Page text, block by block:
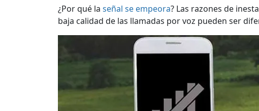
¿Por qué la señal se empeora? Las razones de
baja calidad de las llamadas por voz pueden ser